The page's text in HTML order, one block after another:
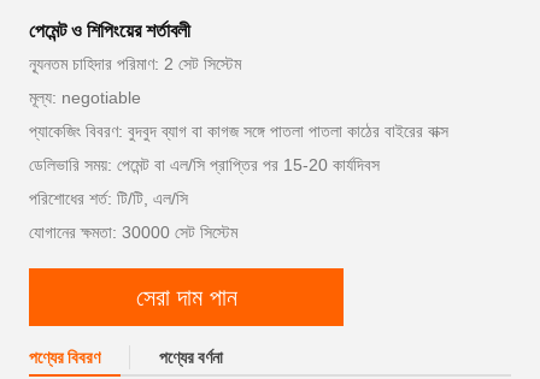
পেমেন্ট ও শিপিংয়ের শর্তাবলী
ন্যূনতম চাহিদার পরিমাণ: 2 সেট সিস্টেম
মূল্য: negotiable
প্যাকেজিং বিবরণ: বুদবুদ ব্যাগ বা কাগজ সঙ্গে পাতলা পাতলা কাঠের বাইরের বাক্স
ডেলিভারি সময়: পেমেন্ট বা এল/সি প্রাপ্তির পর 15-20 কার্যদিবস
পরিশোধের শর্ত: টি/টি, এল/সি
যোগানের ক্ষমতা: 30000 সেট সিস্টেম
সেরা দাম পান
পণ্যের বিবরণ পণ্যের বর্ণনা